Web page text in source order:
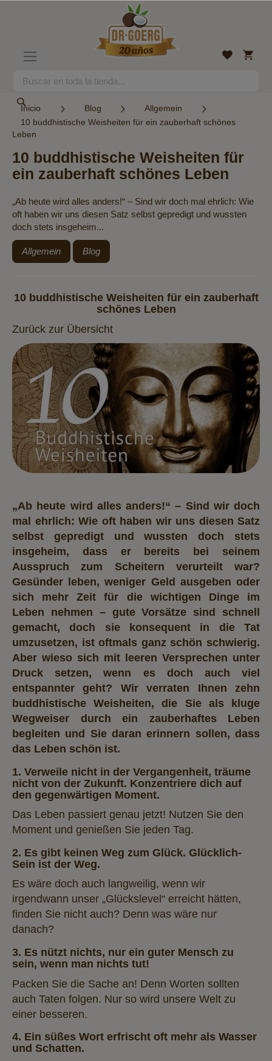
Search
Lista
Mi
cesta
Inicio Blog
Allgemein
10 buddhistische Weisheiten für ein zauberhaft schönes
Leben
10 buddhistische Weisheiten für
ein zauberhaft schönes Leben
„Ab heute wird alles anders!“ – Sind wir doch mal ehrlich: Wie
oft haben wir uns diesen Satz selbst gepredigt und wussten
doch stets insgeheim...
Allgemein Blog
10 buddhistische Weisheiten für ein zauberhaft
schönes Leben
Zurück zur Übersicht
„Ab heute wird alles anders!“ – Sind wir doch
mal ehrlich: Wie oft haben wir uns diesen Satz
selbst gepredigt und wussten doch stets
insgeheim, dass er bereits bei seinem
Ausspruch zum Scheitern verurteilt war?
Gesünder leben, weniger Geld ausgeben oder
sich mehr Zeit für die wichtigen Dinge im
Leben nehmen – gute Vorsätze sind schnell
gemacht, doch sie konsequent in die Tat
umzusetzen, ist oftmals ganz schön schwierig.
Aber wieso sich mit leeren Versprechen unter
Druck setzen, wenn es doch auch viel
entspannter geht? Wir verraten Ihnen zehn
buddhistische Weisheiten, die Sie als kluge
Wegweiser durch ein zauberhaftes Leben
begleiten und Sie daran erinnern sollen, dass
das Leben schön ist.
1. Verweile nicht in der Vergangenheit, träume
nicht von der Zukunft. Konzentriere dich auf
den gegenwärtigen Moment.
Das Leben passiert genau jetzt! Nutzen Sie den
Moment und genießen Sie jeden Tag.
2. Es gibt keinen Weg zum Glück. Glücklich-
Sein ist der Weg.
Es wäre doch auch langweilig, wenn wir
irgendwann unser „Glückslevel“ erreicht hätten,
finden Sie nicht auch? Denn was wäre nur
danach?
3. Es nützt nichts, nur ein guter Mensch zu
sein, wenn man nichts tut!
Packen Sie die Sache an! Denn Worten sollten
auch Taten folgen. Nur so wird unsere Welt zu
einer besseren.
4. Ein süßes Wort erfrischt oft mehr als Wasser
und Schatten.